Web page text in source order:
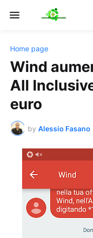
Home page
Wind
All
euro
by Alessio Fasano